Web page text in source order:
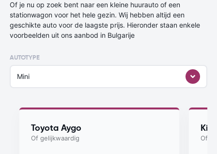
Of je nu op zoek bent naar een kleine huurauto of een
stationwagon voor het hele gezin. Wij hebben altijd een
geschikte auto voor de laagste prijs. Hieronder staan enkele
voorbeelden uit ons aanbod in Bulgarije
AUTOTYPE
Mini
Toyota Aygo
Of gelijkwaardig
Kia
Of